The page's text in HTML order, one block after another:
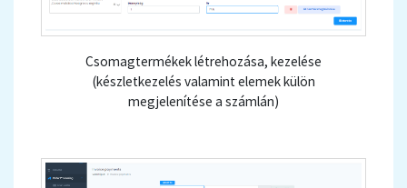
Csomagtermékek létrehozása, kezelése
(készletkezelés valamint elemek külön
megjelenítése a számlán)